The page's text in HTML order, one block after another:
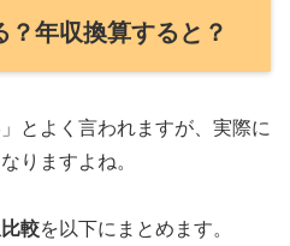
年収換算すると？
とよく言われますが、実際に
りますよね。
較を以下にまとめます。